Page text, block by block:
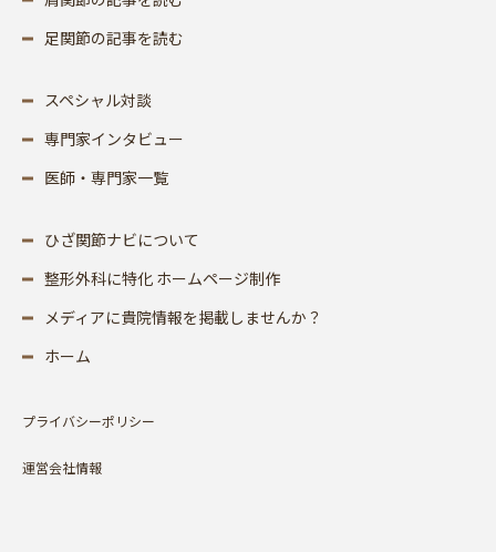
足関節の記事を読む
スペシャル対談
専門家インタビュー
医師・専門家一覧
ひざ関節ナビについて
整形外科に特化 ホームページ制作
メディアに貴院情報を掲載しませんか？
ホーム
プライバシーポリシー
運営会社情報